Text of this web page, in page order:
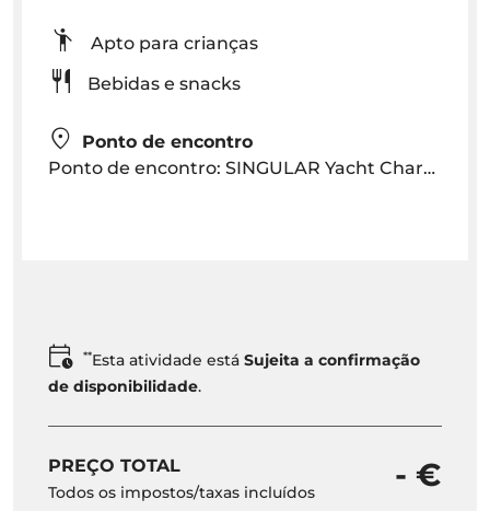
Apto para crianças
Bebidas e snacks
Ponto de encontro
Ponto de encontro: SINGULAR Yacht Charter na Marina do Funchal
**Esta atividade está Sujeita a confirmação
de disponibilidade.
PREÇO TOTAL
Todos os impostos/taxas incluídos - €